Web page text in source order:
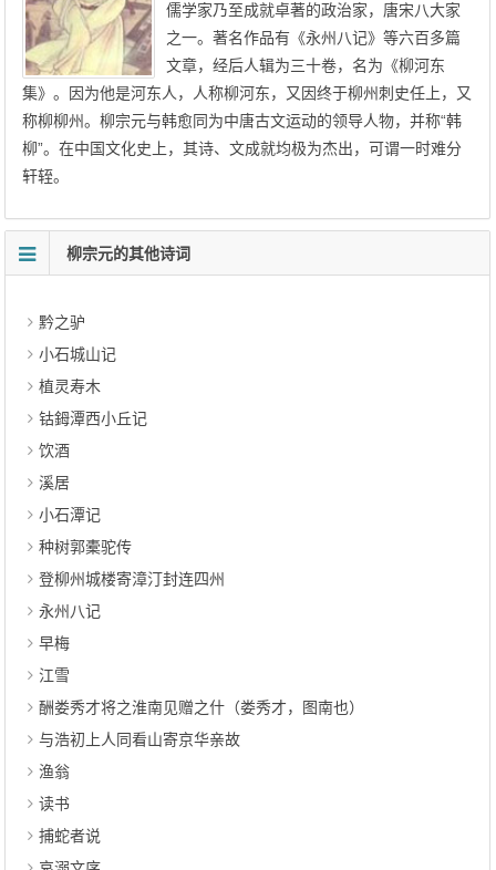
儒学家乃至成就卓著的政治家，唐宋八大家
之一。著名作品有《永州八记》等六百多篇
文章，经后人辑为三十卷，名为《柳河东
集》。因为他是河东人，人称柳河东，又因终于柳州刺史任上，又
称柳柳州。柳宗元与韩愈同为中唐古文运动的领导人物，并称“韩
柳”。在中国文化史上，其诗、文成就均极为杰出，可谓一时难分
轩轾。
柳宗元的其他诗词
黔之驴
小石城山记
植灵寿木
钴鉧潭西小丘记
饮酒
溪居
小石潭记
种树郭橐驼传
登柳州城楼寄漳汀封连四州
永州八记
早梅
江雪
酬娄秀才将之淮南见赠之什（娄秀才，图南也）
与浩初上人同看山寄京华亲故
渔翁
读书
捕蛇者说